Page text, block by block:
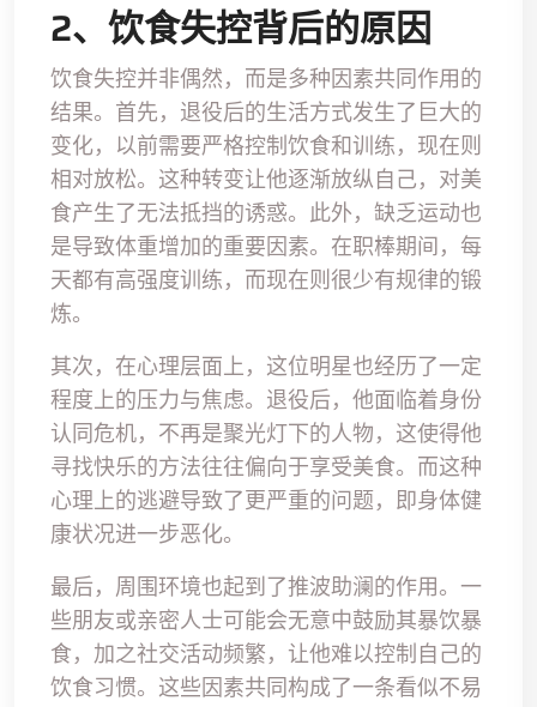
2、饮食失控背后的原因
饮食失控并非偶然，而是多种因素共同作用的
结果。首先，退役后的生活方式发生了巨大的
变化，以前需要严格控制饮食和训练，现在则
相对放松。这种转变让他逐渐放纵自己，对美
食产生了无法抵挡的诱惑。此外，缺乏运动也
是导致体重增加的重要因素。在职棒期间，每
天都有高强度训练，而现在则很少有规律的锻
炼。
其次，在心理层面上，这位明星也经历了一定
程度上的压力与焦虑。退役后，他面临着身份
认同危机，不再是聚光灯下的人物，这使得他
寻找快乐的方法往往偏向于享受美食。而这种
心理上的逃避导致了更严重的问题，即身体健
康状况进一步恶化。
最后，周围环境也起到了推波助澜的作用。一
些朋友或亲密人士可能会无意中鼓励其暴饮暴
食，加之社交活动频繁，让他难以控制自己的
饮食习惯。这些因素共同构成了一条看似不易